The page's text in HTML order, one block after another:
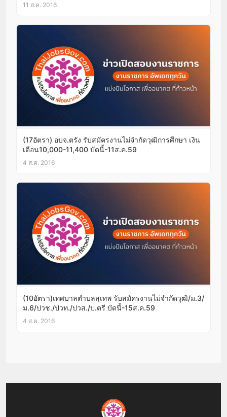
11 ส.ค. 2016
(17อัตรา) อบจ.ตรัง รับสมัครงานไม่จำกัดวุฒิการศึกษา เงิน
เดือน10,000-11,400 บัดนี้-11ส.ค.59
4 ส.ค. 2016
(10อัตรา)เทศบาลตำบลสุเทพ รับสมัครงานไม่จำกัดวุฒิ/ม.3/
ม.6/ปวช./ปวท./ปวส./ป.ตรี บัดนี้-15ส.ค.59
4 ส.ค. 2016